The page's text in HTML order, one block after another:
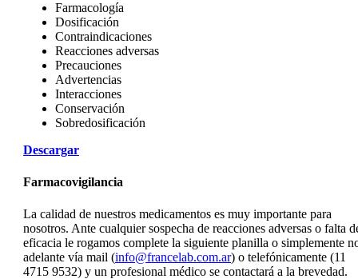
Farmacología
Dosificación
Contraindicaciones
Reacciones adversas
Precauciones
Advertencias
Interacciones
Conservación
Sobredosificación
Descargar
Farmacovigilancia
La calidad de nuestros medicamentos es muy importante para
nosotros. Ante cualquier sospecha de reacciones adversas o falta
eficacia le rogamos complete la siguiente planilla o simplemente
adelante vía mail (info@francelab.com.ar) o telefónicamente (11
4715 9532) y un profesional médico se contactará a la brevedad.